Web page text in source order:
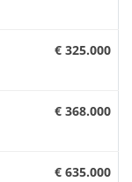
€ 325.000
€ 368.000
€ 635.000